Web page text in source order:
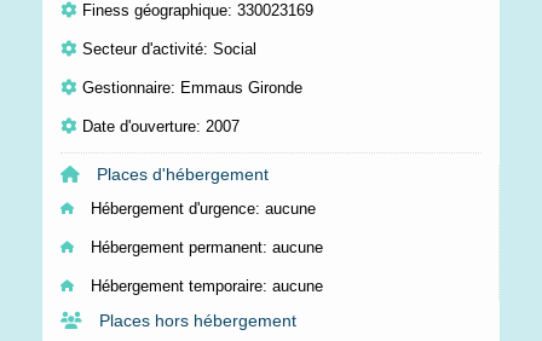
Finess géographique: 330023169
Secteur d'activité: Social
Gestionnaire: Emmaus Gironde
Date d'ouverture: 2007
Places d'hébergement
Hébergement d'urgence: aucune
Hébergement permanent: aucune
Hébergement temporaire: aucune
Places hors hébergement